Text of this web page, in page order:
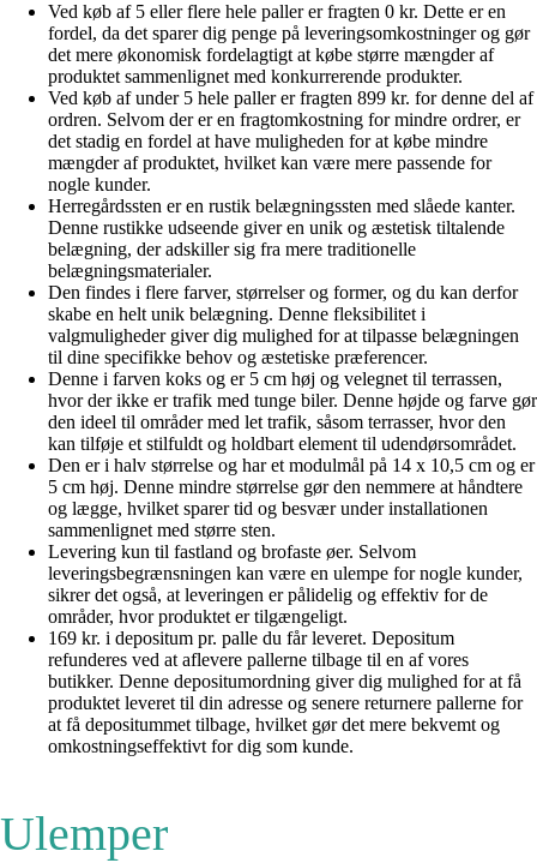
Ved køb af 5 eller flere hele paller er fragten 0 kr. Dette er en
fordel, da det sparer dig penge på leveringsomkostninger og gør
det mere økonomisk fordelagtigt at købe større mængder af
produktet sammenlignet med konkurrerende produkter.
Ved køb af under 5 hele paller er fragten 899 kr. for denne del af
ordren. Selvom der er en fragtomkostning for mindre ordrer, er
det stadig en fordel at have muligheden for at købe mindre
mængder af produktet, hvilket kan være mere passende for
nogle kunder.
Herregårdssten er en rustik belægningssten med slåede kanter.
Denne rustikke udseende giver en unik og æstetisk tiltalende
belægning, der adskiller sig fra mere traditionelle
belægningsmaterialer.
Den findes i flere farver, størrelser og former, og du kan derfor
skabe en helt unik belægning. Denne fleksibilitet i
valgmuligheder giver dig mulighed for at tilpasse belægningen
til dine specifikke behov og æstetiske præferencer.
Denne i farven koks og er 5 cm høj og velegnet til terrassen,
hvor der ikke er trafik med tunge biler. Denne højde og farve gør
den ideel til områder med let trafik, såsom terrasser, hvor den
kan tilføje et stilfuldt og holdbart element til udendørsområdet.
Den er i halv størrelse og har et modulmål på 14 x 10,5 cm og er
5 cm høj. Denne mindre størrelse gør den nemmere at håndtere
og lægge, hvilket sparer tid og besvær under installationen
sammenlignet med større sten.
Levering kun til fastland og brofaste øer. Selvom
leveringsbegrænsningen kan være en ulempe for nogle kunder,
sikrer det også, at leveringen er pålidelig og effektiv for de
områder, hvor produktet er tilgængeligt.
169 kr. i depositum pr. palle du får leveret. Depositum
refunderes ved at aflevere pallerne tilbage til en af vores
butikker. Denne depositumordning giver dig mulighed for at få
produktet leveret til din adresse og senere returnere pallerne for
at få depositummet tilbage, hvilket gør det mere bekvemt og
omkostningseffektivt for dig som kunde.
Ulemper